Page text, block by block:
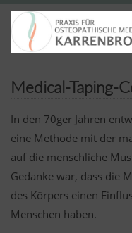
Medical-Taping-
In den 70ger Jahren
eine Methode mit der
auf die menschliche
Gedanke war, dass die
des Körpers einen
Menschen haben.